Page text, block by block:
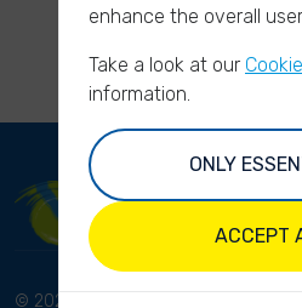
© 2023 River Cleanup. All
enhance the overall
Take a look at our
information.
ONLY
ACCEPT